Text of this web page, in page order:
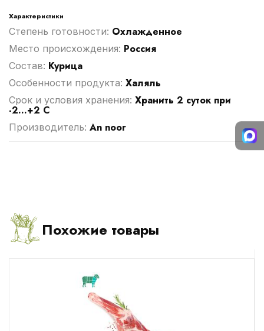
Характеристики
Степень готовности: Охлажденное
Место происхождения: Россия
Cостав: Курица
Особенности продукта: Халяль
Срок и условия хранения: Хранить 2 суток при
-2...+2 С
Производитель: An noor
Похожие товары